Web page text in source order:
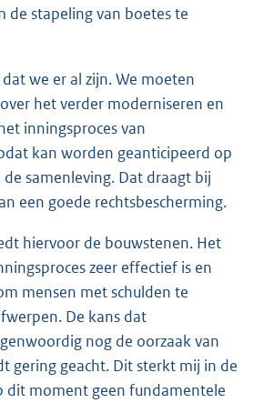
de stapeling van boetes te
we er al zijn. We moeten
het verder moderniseren en
inningsproces van
kan worden geanticipeerd op
samenleving. Dat draagt bij
een goede rechtsbescherming.
hiervoor de bouwstenen. Het
zeer effectief is en
mensen met schulden te
De kans dat
nog de oorzaak van
gering geacht. Dit sterkt mij in de
dit moment geen fundamentele